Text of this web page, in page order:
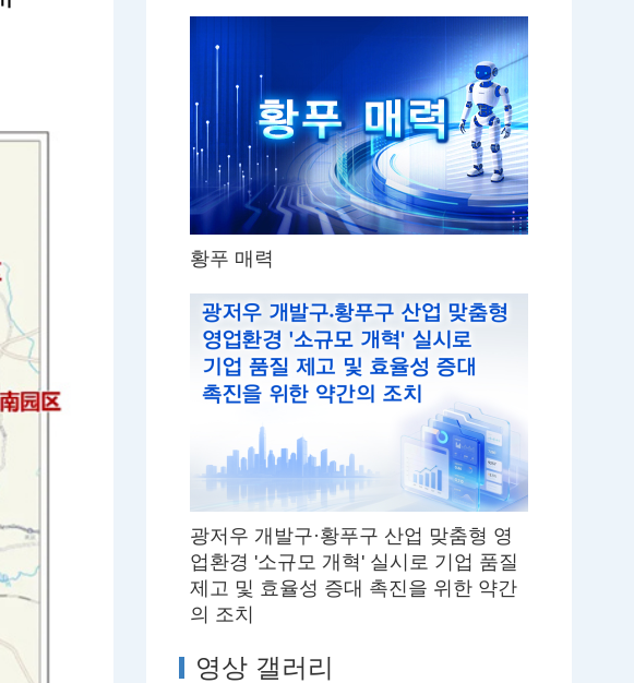
황푸 매력
광저우 개발구·황푸구 산업 맞춤형 영
업환경 '소규모 개혁' 실시로 기업 품질
제고 및 효율성 증대 촉진을 위한 약간
의 조치
영상 갤러리